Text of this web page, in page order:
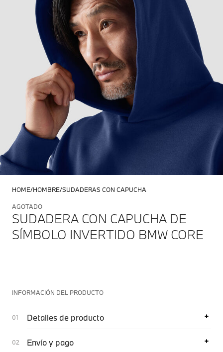
HOME HOMBRE SUDADERAS CON CAPUCHA
AGOTADO
SUDADERA CON CAPUCHA DE
SÍMBOLO INVERTIDO BMW CORE
INFORMACIÓN DEL PRODUCTO
Detalles de producto
Envío y pago